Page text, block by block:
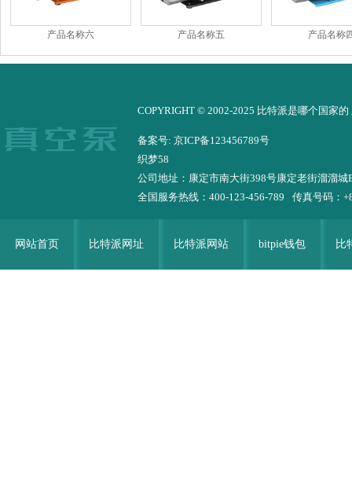
产品名称六 产品名称五 产品名称
COPYRIGHT © 2002-2025 比特派是哪个国家的
备案号: 京ICP备123456789号
织梦58
公司地址：康定市南大街398号康定老街溜溜城
全国服务热线：400-123-456-789
传真号码：
网站首页 比特派网址 比特派网站 bitpie钱包 比